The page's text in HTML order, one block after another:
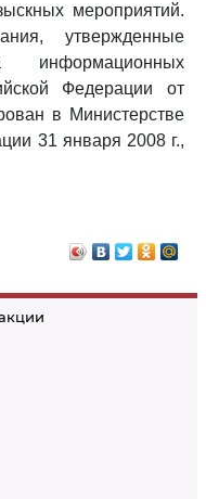
мероприятий.
утвержденные
информационных
Федерации от
в Министерстве
31 января 2008 г.,